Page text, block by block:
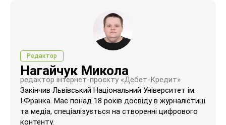
Редактор
Нагайчук Микола
редактор інтернет-проєкту «Дебет-Кредит»
Закінчив Львівський Національний Університет ім.
І.Франка. Має понад 18 років досвіду в журналістиці
та медіа, спеціалізується на створенні цифрового
контенту.